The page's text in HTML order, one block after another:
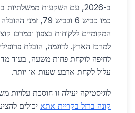
ב-2026, עם השקעות
כמו כביש 6 וכביש 79,
המקומיים ללקוחות בצפון ובמרכז
למרכז הארץ. לדוגמה, הובלת
לחיפה לוקחת פחות משעה, בעוד
עלול לקחת ארבע שעות או יותר.
לוגיסטיקה יעילה זו חוסכת עלויות
קונה ברזל בקריית אתא יכולים